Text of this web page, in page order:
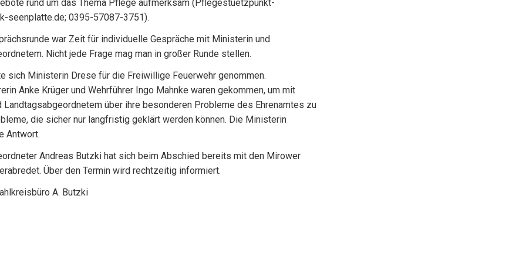
rund um das Thema Pflege aufmerksam (Pflegestuetzpunkt-
seenplatte.de; 0395-57087-3751).
war Zeit für individuelle Gespräche mit Ministerin und
Nicht jede Frage mag man in großer Runde stellen.
sich Ministerin Drese für die Freiwillige Feuerwehr genommen.
Anke Krüger und Wehrführer Ingo Mahnke waren gekommen, um mit
Landtagsabgeordnetem über ihre besonderen Probleme des Ehrenamtes zu
die sicher nur langfristig geklärt werden können. Die Ministerin
Antwort.
Andreas Butzki hat sich beim Abschied bereits mit den Mirower
Über den Termin wird rechtzeitig informiert.
A. Butzki